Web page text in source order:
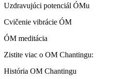
Uzdravujúci potenciál ÓMu
Cvičenie vibrácie ÓM
ÓM meditácia
Zistite viac o OM Chantingu:
História OM Chantingu